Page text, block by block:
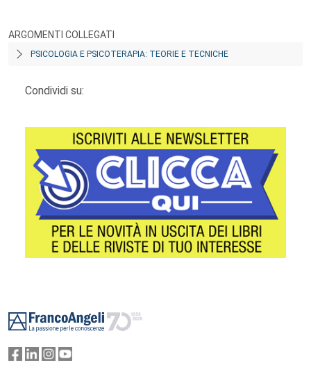
ARGOMENTI COLLEGATI
PSICOLOGIA E PSICOTERAPIA: TEORIE E TECNICHE
Condividi su: